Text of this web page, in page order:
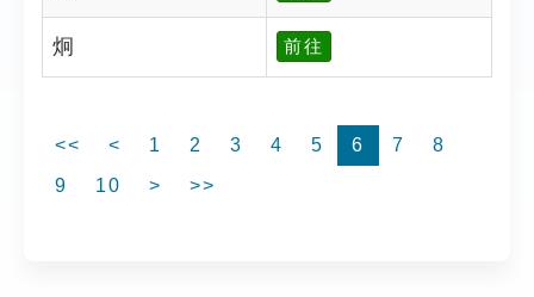
炯 前往
<< < 1 2 3 4 5 6 7
8
9
10 > >>